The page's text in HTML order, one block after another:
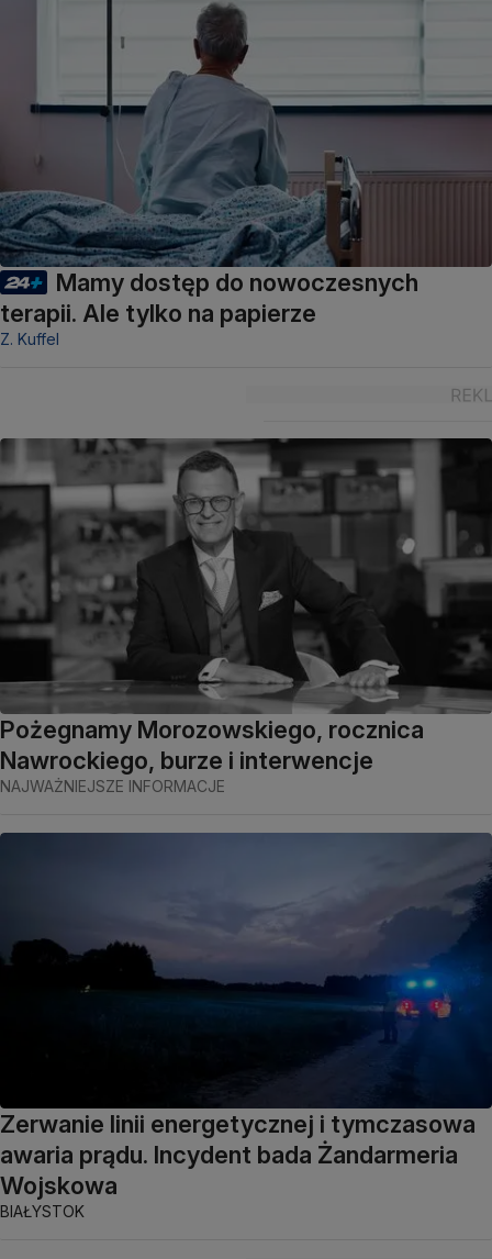
Mamy dostęp do nowoczesnych
terapii. Ale tylko na papierze
Z. Kuffel
Pożegnamy Morozowskiego, rocznica
Nawrockiego, burze i interwencje
NAJWAŻNIEJSZE INFORMACJE
Zerwanie linii energetycznej i tymczasowa
awaria prądu. Incydent bada Żandarmeria
Wojskowa
BIAŁYSTOK